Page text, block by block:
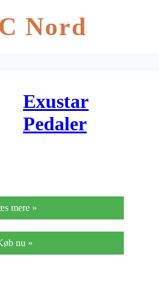
Nord
Exustar
Pedaler
Model PB525
mere »
nu »